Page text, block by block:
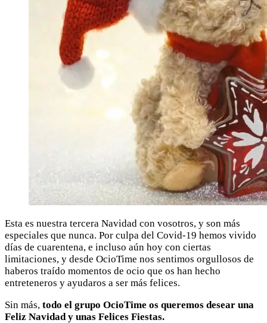
Esta es nuestra tercera Navidad con vosotros, y son más
especiales que nunca. Por culpa del Covid-19 hemos vivido
días de cuarentena, e incluso aún hoy con ciertas
limitaciones, y desde OcioTime nos sentimos orgullosos de
haberos traído momentos de ocio que os han hecho
entreteneros y ayudaros a ser más felices.
Sin más, todo el grupo OcioTime os queremos desear una
Feliz Navidad y unas Felices Fiestas.